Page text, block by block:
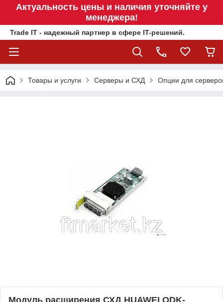
Актуальность цены и наличия уточняйте у
менеджера!
Trade IT - надежный партнер в сфере IT-решений.
Товары и услуги Серверы и СХД Опции для
Модуль расширения СХД HUAWEI ODK-